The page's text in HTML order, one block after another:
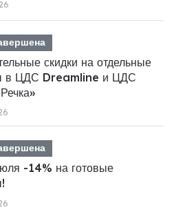
скидки на отдельные
в ЦДС Dreamline и ЦДС
-14% на готовые